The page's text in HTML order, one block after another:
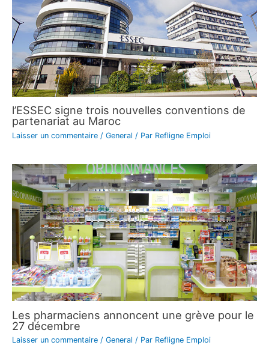
l’ESSEC signe trois nouvelles conventions de
partenariat au Maroc
Laisser un commentaire / General / Par Refligne Emploi
Les pharmaciens annoncent une grève pour le
27 décembre
Laisser un commentaire / General / Par Refligne Emploi